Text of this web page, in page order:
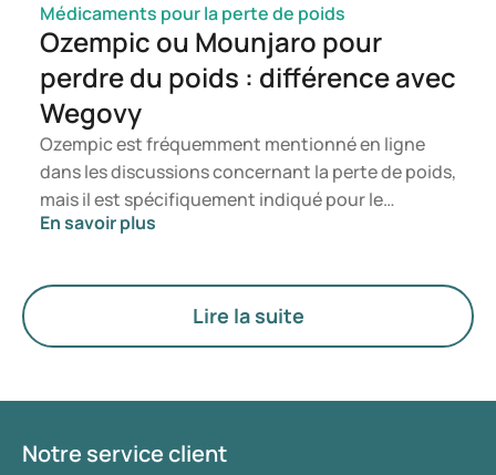
Médicaments pour la perte de poids
Ozempic ou Mounjaro pour
perdre du poids : différence avec
Wegovy
Ozempic est fréquemment mentionné en ligne
dans les discussions concernant la perte de poids,
mais il est spécifiquement indiqué pour le
traitement du diabète de type 2. Si vous
poids, des médicaments tels que Mounjaro et
Wegovy sont généralement privilégiés. Le choix
du traitement le plus adapté est déterminé par un
En savoir plus
Lire la suite
Notre service client